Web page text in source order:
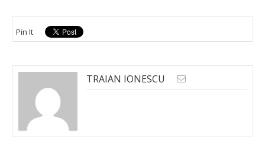
Pin It
TRAIAN IONESCU